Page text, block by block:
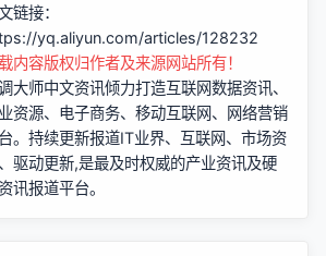
链接：
yq.aliyun.com/articles/128232
内容版权归作者及来源网站所有！
大师中文资讯倾力打造互联网数据资讯、
资源、电子商务、移动互联网、网络营销
。持续更新报道IT业界、互联网、市场资
驱动更新,是最及时权威的产业资讯及硬
讯报道平台。